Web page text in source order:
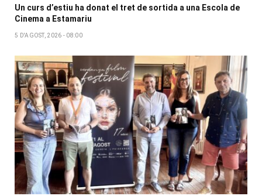
Un curs d’estiu ha donat el tret de sortida a una Escola de
Cinema a Estamariu
5 D'AGOST, 2026 - 08:00